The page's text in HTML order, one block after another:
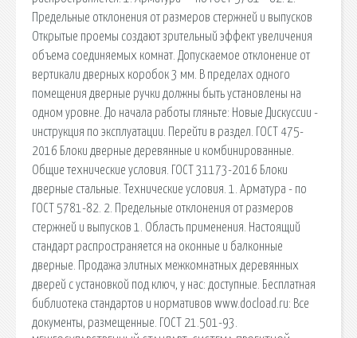
Предельные отклонения от размеров стержней и выпусков
Открытые проемы создают зрительный эффект увеличения
объема соединяемых комнат. Допускаемое отклонение от
вертикали дверных коробок 3 мм. В пределах одного
помещения дверные ручки должны быть установлены на
одном уровне. До начала работы гляньте: Новые Дискуссии -
инструкция по эксплуатации. Перейти в раздел. ГОСТ 475-
2016 Блоки дверные деревянные и комбинированные.
Общие технические условия. ГОСТ 31173-2016 Блоки
дверные стальные. Технические условия. 1. Арматура - по
ГОСТ 5781-82. 2. Предельные отклонения от размеров
стержней и выпусков 1. Область применения. Настоящий
стандарт распространяется на оконные и балконные
дверные. Продажа элитных межкомнатных деревянных
дверей с установкой под ключ, у нас: доступные. Бесплатная
библиотека стандартов и нормативов www.docload.ru: Все
документы, размещенные. ГОСТ 21.501-93.